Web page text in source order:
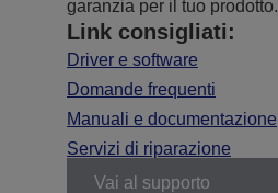
garanzia per il tuo prodotto.
Link consigliati:
Driver e software
Domande frequenti
Manuali e documentazione
Servizi di riparazione
Vai al supporto